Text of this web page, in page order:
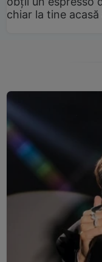
chiar la tine acasă